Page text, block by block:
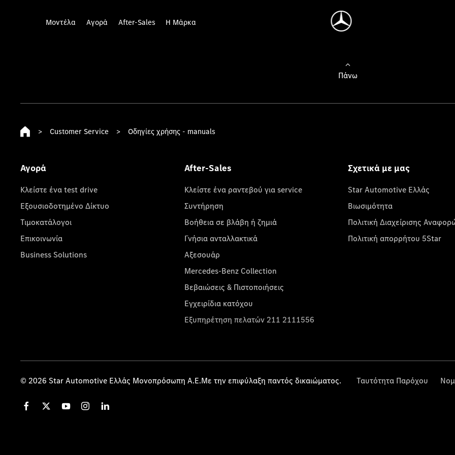
Μοντέλα Αγορά After-Sales Η Μάρκα
Πάνω
> Customer Service > Οδηγίες χρήσης - manuals
Αγορά
Κλείστε ένα test drive
Εξουσιοδοτημένο Δίκτυο
Τιμοκατάλογοι
Επικοινωνία
Business Solutions
After-Sales
Κλείστε ένα ραντεβού για service
Συντήρηση
Βοήθεια σε βλάβη ή ζημιά
Γνήσια ανταλλακτικά
Αξεσουάρ
Mercedes-Benz Collection
Βεβαιώσεις & Πιστοποιήσεις
Εγχειρίδια κατόχου
Εξυπηρέτηση πελατών 211 2111556
Σχετικά με μας
Star Automotive Ελλάς
Βιωσιμότητα
Πολιτική Διαχείρισης
Πολιτική απορρήτου 5Star
© 2026 Star Automotive Ελλάς Μονοπρόσωπη Α.Ε.Με την επιφύλαξη παντός δικαιώματος. Ταυτότητα Παρόχου